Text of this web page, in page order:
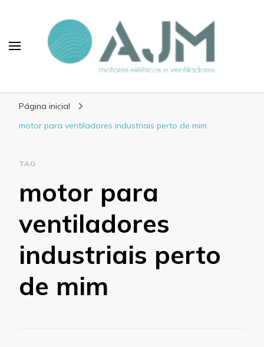
Elétricos e Ventiladores
Página inicial
motor para ventiladores industriais perto de mim
TAG
motor para
ventiladores
industriais perto
de mim